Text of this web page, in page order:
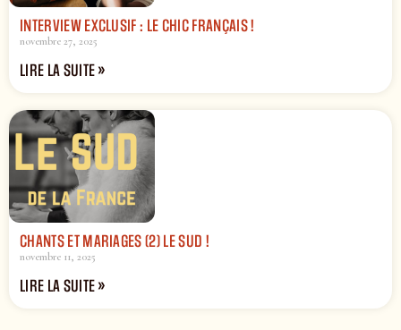
INTERVIEW EXCLUSIF : LE CHIC FRANÇAIS !
novembre 27, 2025
LIRE LA SUITE »
CHANTS ET MARIAGES (2) LE SUD !
novembre 11, 2025
LIRE LA SUITE »